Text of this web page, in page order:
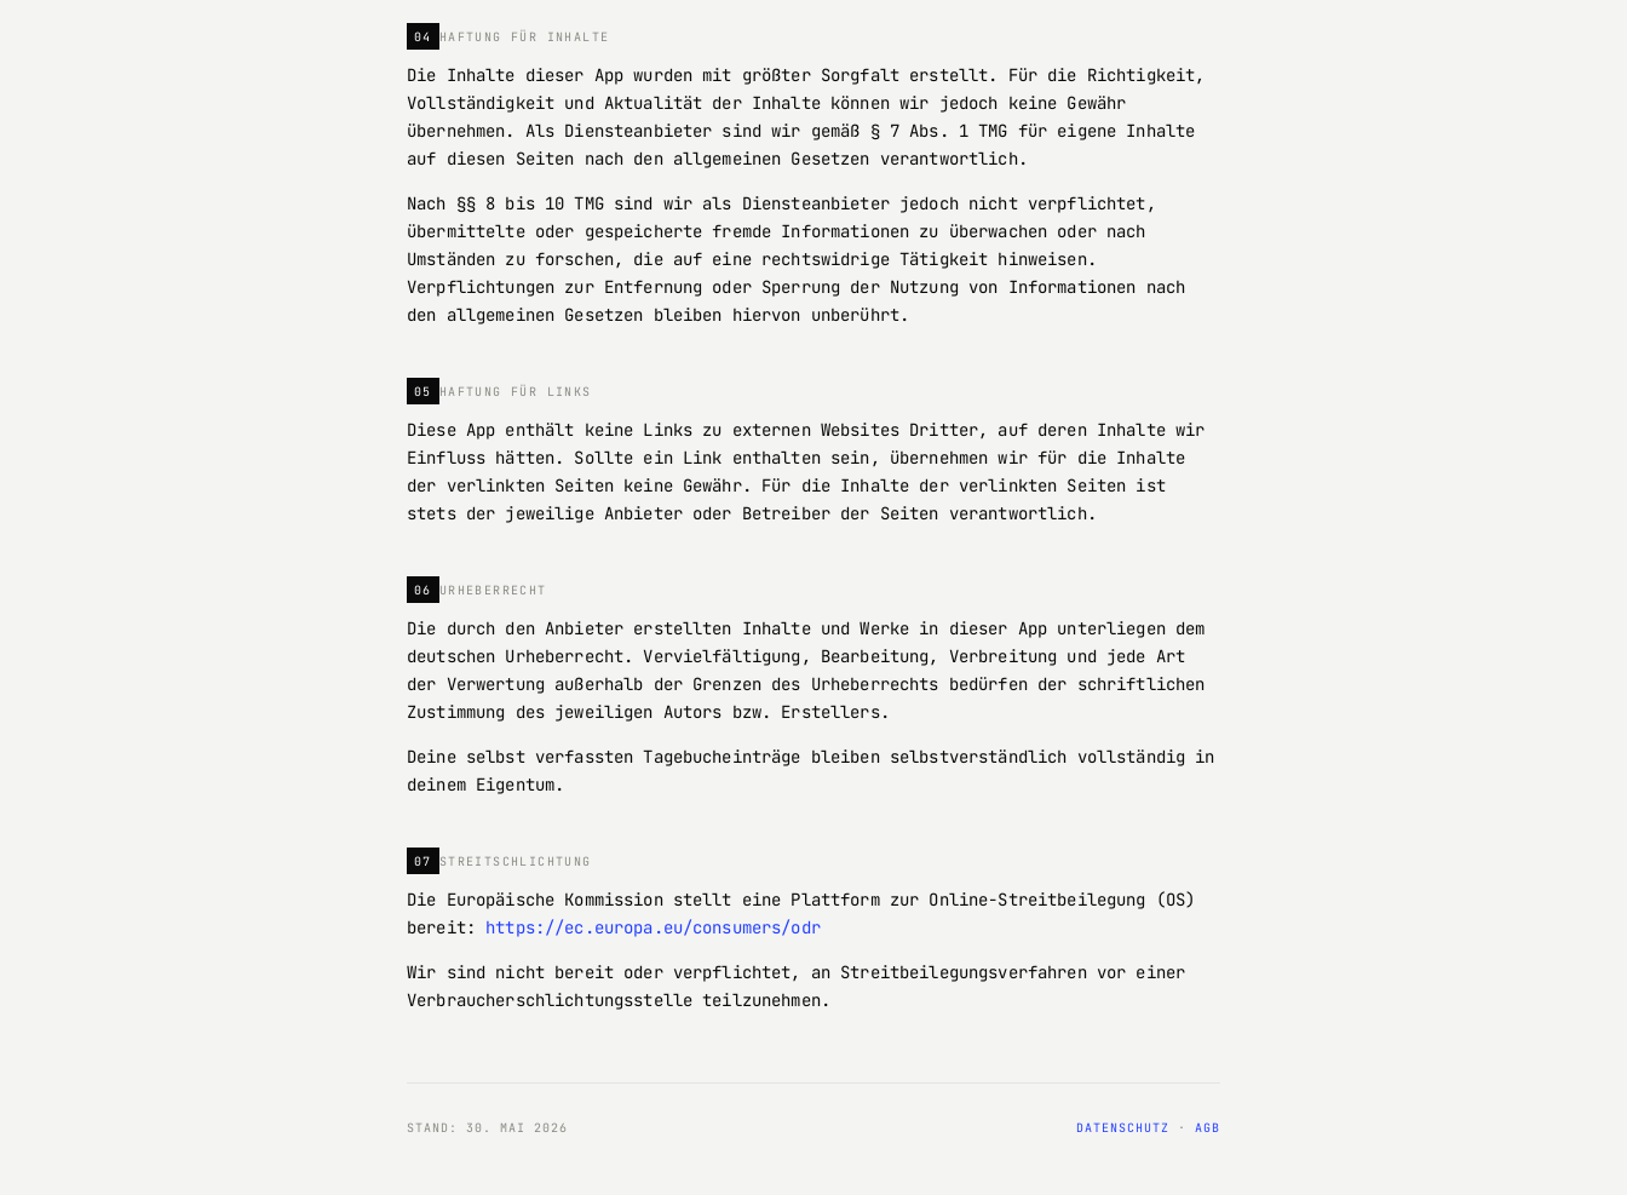
04 HAFTUNG FÜR INHALTE
Die Inhalte dieser App wurden mit größter Sorgfalt erstellt. Für die Richtigkeit,
Vollständigkeit und Aktualität der Inhalte können wir jedoch keine Gewähr
übernehmen. Als Diensteanbieter sind wir gemäß § 7 Abs. 1 TMG für eigene Inhalte
auf diesen Seiten nach den allgemeinen Gesetzen verantwortlich.
Nach §§ 8 bis 10 TMG sind wir als Diensteanbieter jedoch nicht verpflichtet,
übermittelte oder gespeicherte fremde Informationen zu überwachen oder nach
Umständen zu forschen, die auf eine rechtswidrige Tätigkeit hinweisen.
Verpflichtungen zur Entfernung oder Sperrung der Nutzung von Informationen nach
den allgemeinen Gesetzen bleiben hiervon unberührt.
05 HAFTUNG FÜR LINKS
Diese App enthält keine Links zu externen Websites Dritter, auf deren Inhalte wir
Einfluss hätten. Sollte ein Link enthalten sein, übernehmen wir für die Inhalte
der verlinkten Seiten keine Gewähr. Für die Inhalte der verlinkten Seiten ist
stets der jeweilige Anbieter oder Betreiber der Seiten verantwortlich.
06 URHEBERRECHT
Die durch den Anbieter erstellten Inhalte und Werke in dieser App unterliegen dem
deutschen Urheberrecht. Vervielfältigung, Bearbeitung, Verbreitung und jede Art
der Verwertung außerhalb der Grenzen des Urheberrechts bedürfen der schriftlichen
Zustimmung des jeweiligen Autors bzw. Erstellers.
Deine selbst verfassten Tagebucheinträge bleiben selbstverständlich vollständig in
deinem Eigentum.
07 STREITSCHLICHTUNG
Die Europäische Kommission stellt eine Plattform zur Online-Streitbeilegung (OS)
bereit: https://ec.europa.eu/consumers/odr
Wir sind nicht bereit oder verpflichtet, an Streitbeilegungsverfahren vor einer
Verbraucherschlichtungsstelle teilzunehmen.
STAND: 30. MAI 2026 DATENSCHUTZ · AGB